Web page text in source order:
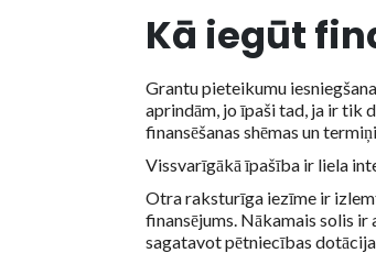
Kā iegūt
Grantu pieteikumu
aprindām, jo īpaši tad, ja ir tik
finansēšanas shēmas un
Vissvarīgākā īpašība ir liela
Otra raksturīga iezīme ir
finansējums. Nākamais solis
sagatavot pētniecības